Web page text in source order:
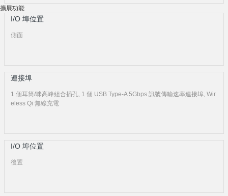
擴展功能
I/O 埠位置
側面
連接埠
1 個耳筒/咪高峰組合插孔, 1 個 USB Type-A 5Gbps 訊號傳輸速率連接埠, Wir
eless Qi 無線充電
I/O 埠位置
後置